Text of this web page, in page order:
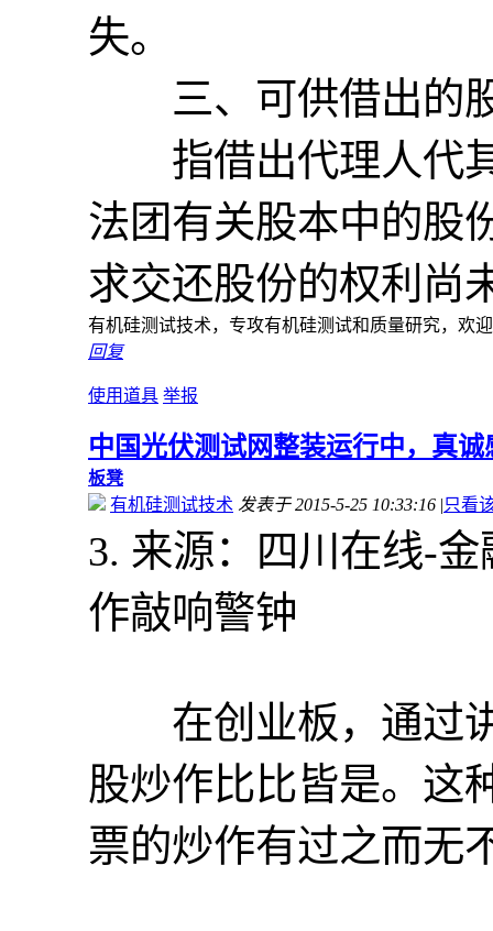
失。
三、可供借出的股
指借出代理人代其
法团有关股本中的股
求交还股份的权利尚
有机硅测试技术，专攻有机硅测试和质量研究，欢
回复
使用道具 举报
中国光伏测试网整装运行中，真
板凳
有机硅测试技术 发表于 2015-5-25 10:33:16 |只看
3. 来源：四川在线-
作敲响警钟
在创业板，通过讲
股炒作比比皆是。这
票的炒作有过之而无